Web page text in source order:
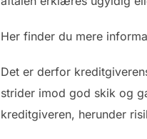
Her finder du mere
Det er derfor
strider imod god skik og
kreditgiveren, herunder